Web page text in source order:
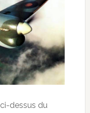
dessus du